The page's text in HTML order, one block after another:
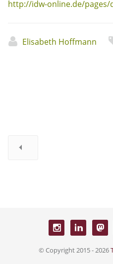
http://idw-online.de/pages/
Elisabeth Hoffmann
© Copyright 2015 - 2026